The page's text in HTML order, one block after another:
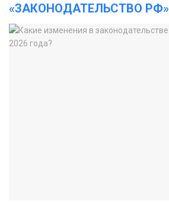
«ЗАКОНОДАТЕЛЬСТВО РФ»